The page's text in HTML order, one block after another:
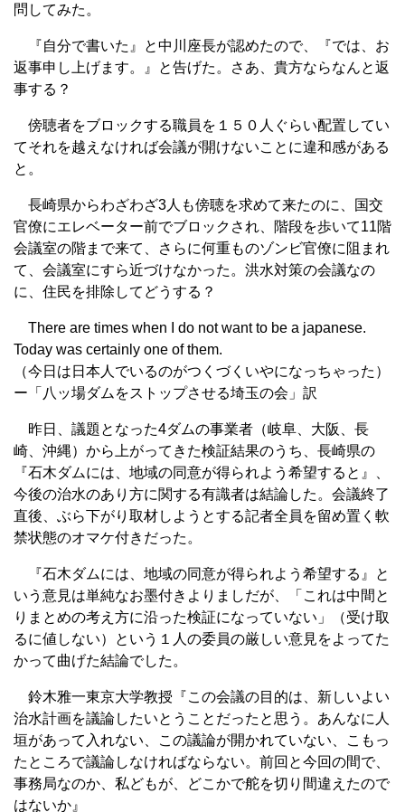
問してみた。
『自分で書いた』と中川座長が認めたので、『では、お
返事申し上げます。』と告げた。さあ、貴方ならなんと返
事する？
傍聴者をブロックする職員を１５０人ぐらい配置してい
てそれを越えなければ会議が開けないことに違和感がある
と。
長崎県からわざわざ3人も傍聴を求めて来たのに、国交
官僚にエレベーター前でブロックされ、階段を歩いて11階
会議室の階まで来て、さらに何重ものゾンビ官僚に阻まれ
て、会議室にすら近づけなかった。洪水対策の会議なの
に、住民を排除してどうする？
There are times when I do not want to be a japanese.
Today was certainly one of them.
（今日は日本人でいるのがつくづくいやになっちゃった）
ー「八ッ場ダムをストップさせる埼玉の会」訳
昨日、議題となった4ダムの事業者（岐阜、大阪、長
崎、沖縄）から上がってきた検証結果のうち、長崎県の
『石木ダムには、地域の同意が得られよう希望すると』、
今後の治水のあり方に関する有識者は結論した。会議終了
直後、ぶら下がり取材しようとする記者全員を留め置く軟
禁状態のオマケ付きだった。
『石木ダムには、地域の同意が得られよう希望する』と
いう意見は単純なお墨付きよりましだが、「これは中間と
りまとめの考え方に沿った検証になっていない」（受け取
るに値しない）という１人の委員の厳しい意見をよってた
かって曲げた結論でした。
鈴木雅一東京大学教授『この会議の目的は、新しいよい
治水計画を議論したいとうことだったと思う。あんなに人
垣があって入れない、この議論が開かれていない、こもっ
たところで議論しなければならない。前回と今回の間で、
事務局なのか、私どもが、どこかで舵を切り間違えたので
はないか』